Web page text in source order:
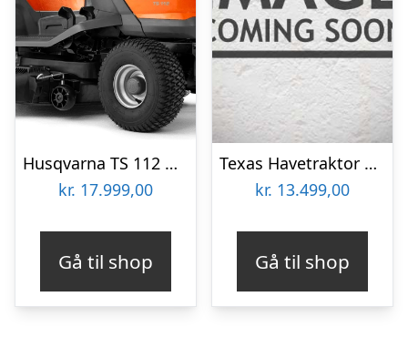
Husqvarna TS 112 Havetraktor
kr. 17.999,00
Gå til shop
Texas Havetraktor Rider 7600E 3i1
kr. 13.499,00
Gå til shop